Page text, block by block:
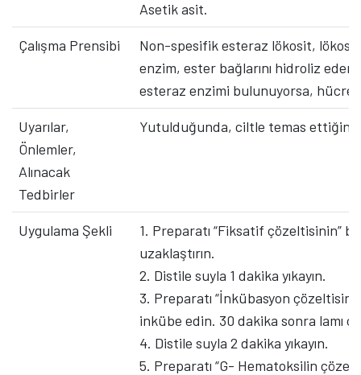
Asetik asit.
Çalışma Prensibi
Non-spesifik esteraz lökosit,
enzim, ester bağlarını hidroliz
esteraz enzimi bulunuyorsa,
Uyarılar,
Önlemler,
Alınacak
Tedbirler
Yutulduğunda, ciltle temas ettiğinde
Uygulama Şekli
1. Preparatı “Fiksatif çözeltisinin”
uzaklaştırın.
2. Distile suyla 1 dakika yıkayın.
3. Preparatı “İnkübasyon
inkübe edin. 30 dakika sonra lamı
4. Distile suyla 2 dakika yıkayın.
5. Preparatı “G- Hematoksilin